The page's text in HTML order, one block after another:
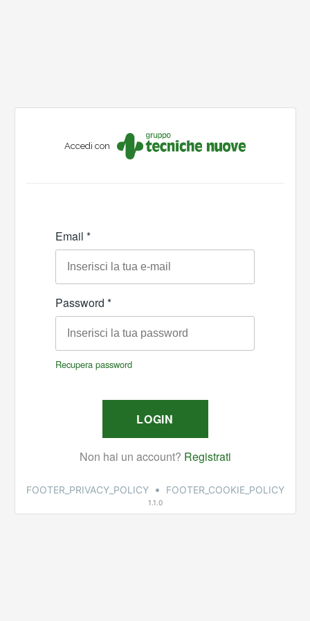
Accedi con
FOOTER_PRIVACY_POLICY • FOOTER_COOKIE_POLICY
1.1.0